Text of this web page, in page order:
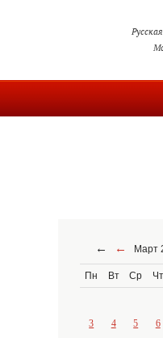
← ← Март
Пн Вт Ср Чт
3
4 5 6